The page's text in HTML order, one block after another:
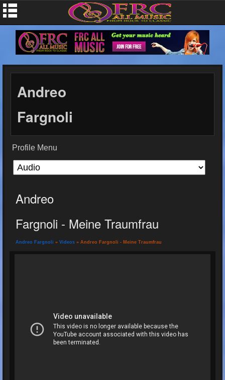
Andreo
Fargnoli
Profile Menu
Andreo
Fargnoli - Meine Traumfrau
Andreo Fargnoli » Videos » Andreo Fargnoli - Meine Traumfrau